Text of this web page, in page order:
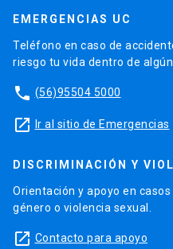
EMERGENCIAS UC
Teléfono en caso de
riesgo tu vida dentro de
phone (56)95504 5000
launch Ir al sitio de Emergencias
DISCRIMINACIÓN Y
Orientación y apoyo en
género o violencia sexual.
launch Contacto para apoyo